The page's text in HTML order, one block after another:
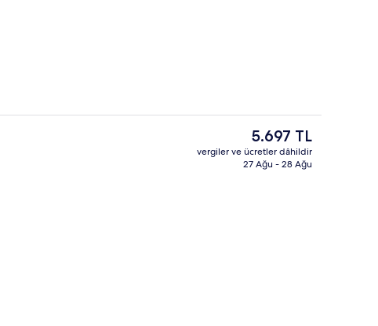
Şu
anki
fiyat
5.697 TL
vergiler ve ücretler dâhildir
27 Ağu - 28 Ağu